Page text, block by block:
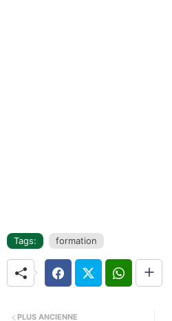
Tags: formation
PLUS ANCIENNE